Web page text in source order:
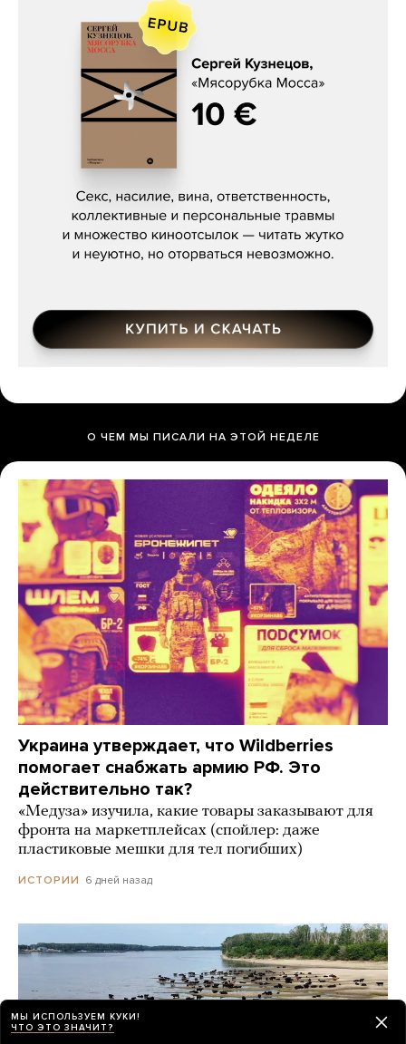
Сергей Кузнецов, «Мясорубка
О ЧЕМ МЫ ПИСАЛИ НА ЭТОЙ НЕДЕЛЕ
Украина утверждает, что Wildberries
помогает снабжать армию РФ. Это
действительно так?
«Медуза» изучила, какие товары заказывают для
фронта на маркетплейсах (спойлер: даже
пластиковые мешки для тел погибших)
ИСТОРИИ 6 дней назад
МЫ ИСПОЛЬЗУЕМ КУКИ!
ЧТО ЭТО ЗНАЧИТ?